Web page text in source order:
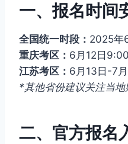
一、报名时间
全国统一时段： 2025年
重庆考区： 6月12日
江苏考区： 6月13日-7
*其他省份建议关注当地
二、官方报名